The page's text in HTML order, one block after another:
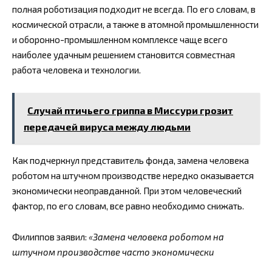
полная роботизация подходит не всегда. По его словам, в
космической отрасли, а также в атомной промышленности
и оборонно-промышленном комплексе чаще всего
наиболее удачным решением становится совместная
работа человека и технологии.
Случай птичьего гриппа в Миссури грозит
передачей вируса между людьми
Как подчеркнул представитель фонда, замена человека
роботом на штучном производстве нередко оказывается
экономически неоправданной. При этом человеческий
фактор, по его словам, все равно необходимо снижать.
Филиппов заявил: «Замена человека роботом на
штучном производстве часто экономически